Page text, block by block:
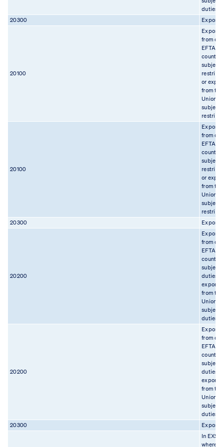
duties
20300
Export
20100
Export
from
EFTA
country
subject
or
from the
Union
subject
20100
Export
from
EFTA
country
subject
or
from the
Union
subject
20300
Export
20200
Export
from
EFTA
country
subject
duties
export
from the
Union
subject
duties
20200
Export
from
EFTA
country
subject
duties
export
from the
Union
subject
duties
20300
Export
In EXS,
where